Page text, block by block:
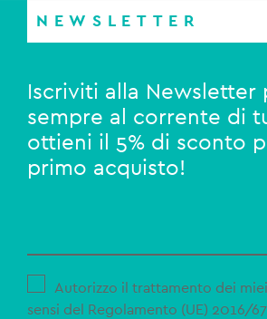
NEWSLETTER
Iscriviti alla Newsletter
sempre al corrente di
ottieni il 5% di sconto
primo acquisto!
Autorizzo il trattamento dei
sensi del Regolamento (UE) 2016/